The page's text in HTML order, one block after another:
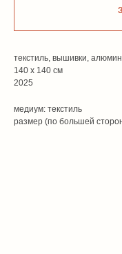
текстиль, вышивки,
140 х 140 см
2025
медиум: текстиль
размер (по большей